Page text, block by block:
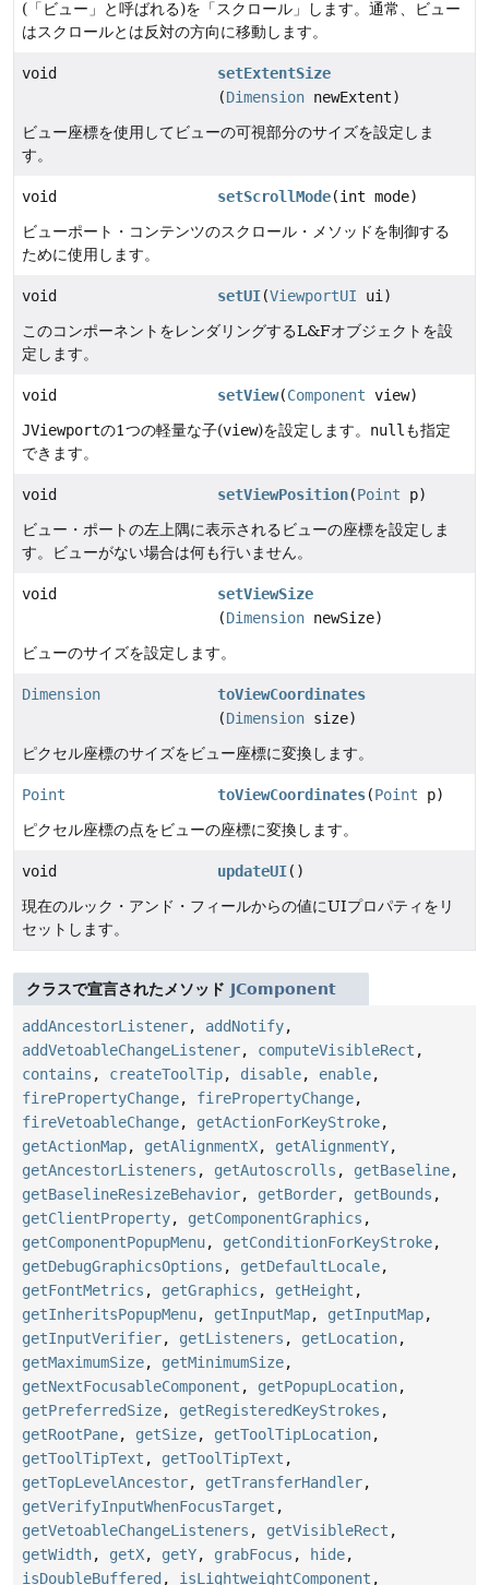
(「ビュー」と呼ばれる)を「スクロール」します。通常、ビュー
はスクロールとは反対の方向に移動します。
void
setExtentSize
(Dimension newExtent)
ビュー座標を使用してビューの可視部分のサイズを設定しま
す。
void setScrollMode(int mode)
ビューポート・コンテンツのスクロール・メソッドを制御する
ために使用します。
void setUI(ViewportUI ui)
このコンポーネントをレンダリングするL&Fオブジェクトを設
定します。
void setView(Component view)
JViewportの1つの軽量な子(view)を設定します。 null も指定
できます。
void setViewPosition(Point p)
ビュー・ポートの左上隅に表示されるビューの座標を設定しま
す。ビューがない場合は何も行いません。
void
setViewSize
(Dimension newSize)
ビューのサイズを設定します。
Dimension
toViewCoordinates
(Dimension size)
ピクセル座標のサイズをビュー座標に変換します。
Point toViewCoordinates(Point p)
ピクセル座標の点をビューの座標に変換します。
void updateUI()
現在のルック・アンド・フィールからの値にUIプロパティをリ
セットします。
クラスで宣言されたメソッド JComponent
addAncestorListener, addNotify,
addVetoableChangeListener, computeVisibleRect ,
contains , createToolTip, disable, enable,
firePropertyChange, firePropertyChange,
fireVetoableChange, getActionForKeyStroke,
getActionMap, getAlignmentX, getAlignmentY,
getAncestorListeners , getAutoscrolls , getBaseline,
getBaselineResizeBehavior, getBorder, getBounds ,
getClientProperty, getComponentGraphics ,
getComponentPopupMenu, getConditionForKeyStroke,
getDebugGraphicsOptions , getDefaultLocale,
getFontMetrics , getGraphics , getHeight ,
getInheritsPopupMenu, getInputMap, getInputMap,
getInputVerifier, getListeners , getLocation,
getMaximumSize, getMinimumSize,
getNextFocusableComponent , getPopupLocation,
getPreferredSize, getRegisteredKeyStrokes ,
getRootPane, getSize, getToolTipLocation,
getToolTipText , getToolTipText ,
getTopLevelAncestor, getTransferHandler,
getVerifyInputWhenFocusTarget ,
getVetoableChangeListeners , getVisibleRect ,
getWidth, getX, getY, grabFocus , hide,
isDoubleBuffered , isLightweightComponent ,